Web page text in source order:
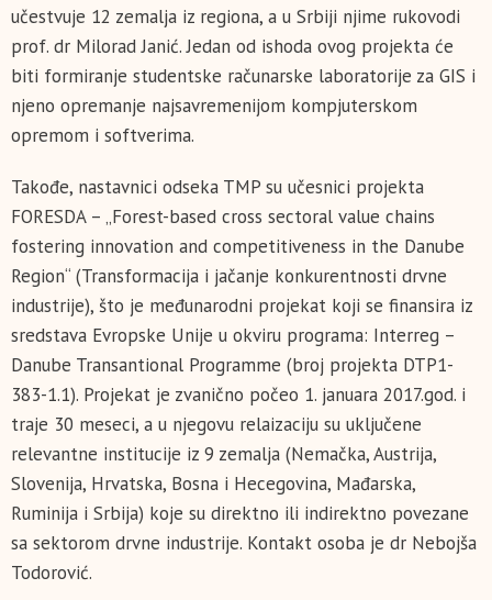
učestvuje 12 zemalja iz regiona, a u Srbiji njime rukovodi
prof. dr Milorad Janić. Jedan od ishoda ovog projekta će
biti formiranje studentske računarske laboratorije za GIS i
njeno opremanje najsavremenijom kompjuterskom
opremom i softverima.
Takođe, nastavnici odseka TMP su učesnici projekta
FORESDA – „Forest-based cross sectoral value chains
fostering innovation and competitiveness in the Danube
Region“ (Transformacija i jačanje konkurentnosti drvne
industrije), što je međunarodni projekat koji se finansira iz
sredstava Evropske Unije u okviru programa: Interreg –
Danube Transantional Programme (broj projekta DTP1-
383-1.1). Projekat je zvanično počeo 1. januara 2017.god. i
traje 30 meseci, a u njegovu relaizaciju su uključene
relevantne institucije iz 9 zemalja (Nemačka, Austrija,
Slovenija, Hrvatska, Bosna i Hecegovina, Mađarska,
Ruminija i Srbija) koje su direktno ili indirektno povezane
sa sektorom drvne industrije. Kontakt osoba je dr Nebojša
Todorović.